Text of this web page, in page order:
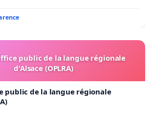
public de la langue régionale
d'Alsace (OPLRA)
public de la langue régionale